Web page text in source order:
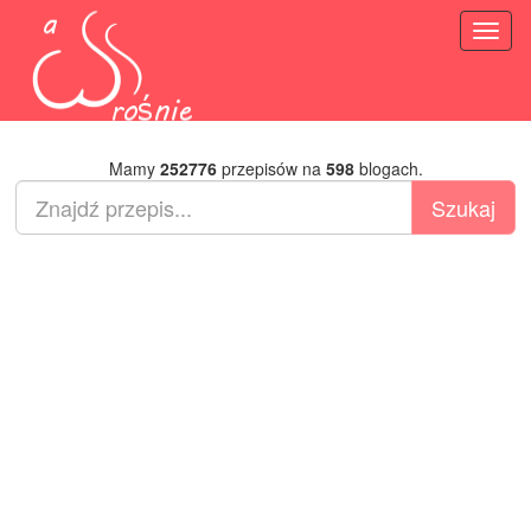
Mamy 252776przepisów na 598blogach.